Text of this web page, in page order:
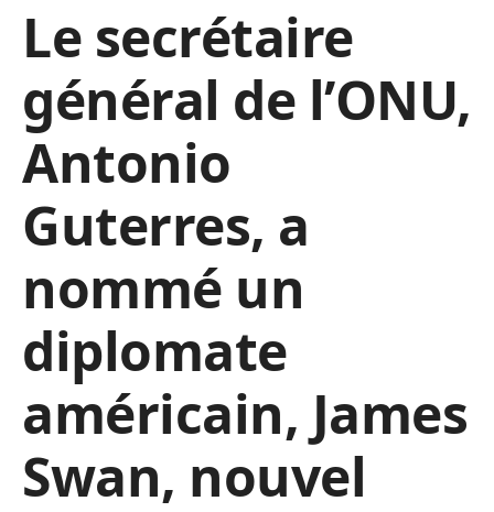
Le secrétaire
général de l’ONU,
Antonio
Guterres, a
nommé un
diplomate
américain, James
Swan, nouvel